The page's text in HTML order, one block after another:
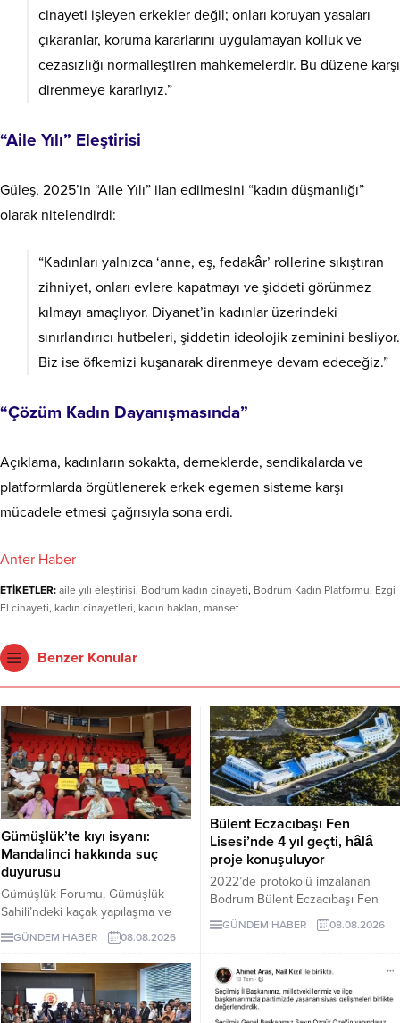
cinayeti işleyen erkekler değil; onları koruyan yasaları
çıkaranlar, koruma kararlarını uygulamayan kolluk ve
cezasızlığı normalleştiren mahkemelerdir. Bu düzene karşı
direnmeye kararlıyız.”
“Aile Yılı” Eleştirisi
Güleş, 2025’in “Aile Yılı” ilan edilmesini “kadın düşmanlığı”
olarak nitelendirdi:
“Kadınları yalnızca ‘anne, eş, fedakâr’ rollerine sıkıştıran
zihniyet, onları evlere kapatmayı ve şiddeti görünmez
kılmayı amaçlıyor. Diyanet’in kadınlar üzerindeki
sınırlandırıcı hutbeleri, şiddetin ideolojik zeminini besliyor.
Biz ise öfkemizi kuşanarak direnmeye devam edeceğiz.”
“Çözüm Kadın Dayanışmasında”
Açıklama, kadınların sokakta, derneklerde, sendikalarda ve
platformlarda örgütlenerek erkek egemen sisteme karşı
mücadele etmesi çağrısıyla sona erdi.
Anter Haber
ETİKETLER: aile yılı eleştirisi, Bodrum kadın cinayeti, Bodrum Kadın Platformu, Ezgi
El cinayeti, kadın cinayetleri, kadın hakları, manset
Benzer Konular
Gümüşlük’te kıyı isyanı:
Mandalinci hakkında suç
duyurusu
Gümüşlük Forumu, Gümüşlük
Sahili’ndeki kaçak yapılaşma ve
Çayıraltı Halk Plajı’ndaki işgal
iddiaları nedeniyle Bodrum
Belediye Başkanı Tamer
Mandalinci hakkında suç
duyurusunda bulundu.
GÜNDEM HABER 08.08.2026
Bülent Eczacıbaşı Fen
Lisesi’nde 4 yıl geçti, hâlâ
proje konuşuluyor
2022’de protokolü imzalanan
Bodrum Bülent Eczacıbaşı Fen
Lisesi için dört yıl sonra hâlâ proje
süreci görüşülüyor. Okulun ne
kabul edeceği belirsiz.
GÜNDEM HABER 08.08.2026